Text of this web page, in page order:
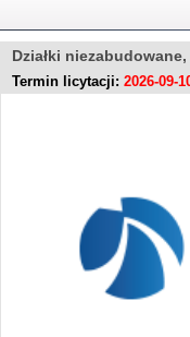
Działki
Termin licytacji: 2026-09-